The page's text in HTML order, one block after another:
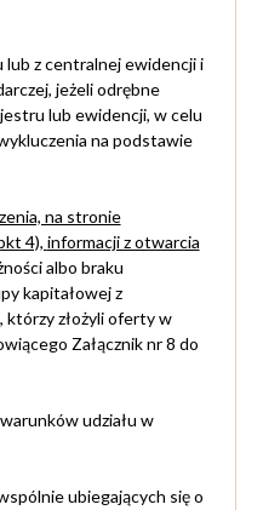
lub z centralnej ewidencji i
jeżeli odrębne
lub ewidencji, w celu
na podstawie
na stronie
4), informacji z otwarcia
albo braku
kapitałowej z
którzy złożyli oferty w
Załącznik nr 8 do
udziału w
ubiegających się o